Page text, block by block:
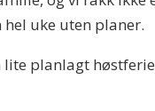
uke uten planer.
planlagt